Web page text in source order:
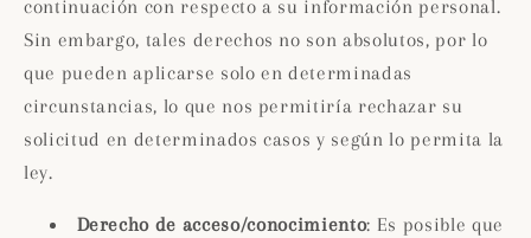
continuación con respecto a su información personal.
Sin embargo, tales derechos no son absolutos, por lo
que pueden aplicarse solo en determinadas
circunstancias, lo que nos permitiría rechazar su
solicitud en determinados casos y según lo permita la
ley.
Derecho de acceso/conocimiento: Es posible que